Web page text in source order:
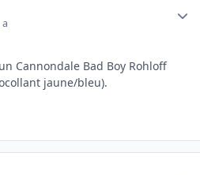
a
un Cannondale Bad Boy Rohloff
jaune/bleu).